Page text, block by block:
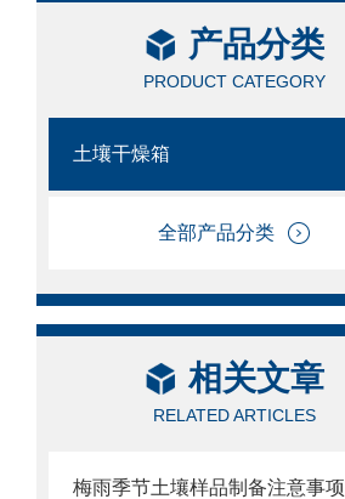
产品分类
PRODUCT CATEGORY
土壤干燥箱
全部产品分类
相关文章
RELATED ARTICLES
梅雨季节土壤样品制备注意事项